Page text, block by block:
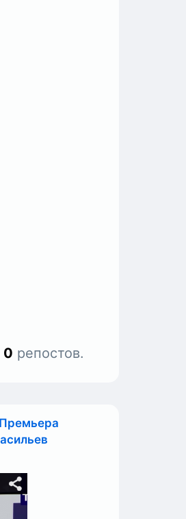
0 репостов.
Премьера